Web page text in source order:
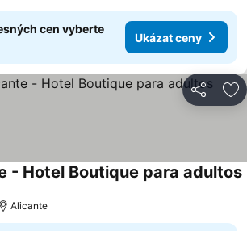
cen vyberte
Ukázat ceny
Sdílet
- Hotel Boutique para adultos
Alicante